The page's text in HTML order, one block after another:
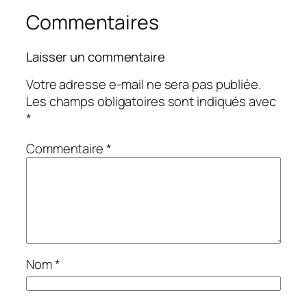
Commentaires
Laisser un commentaire
Votre adresse e-mail ne sera pas publiée.
Les champs obligatoires sont indiqués avec
*
Commentaire*
Nom*